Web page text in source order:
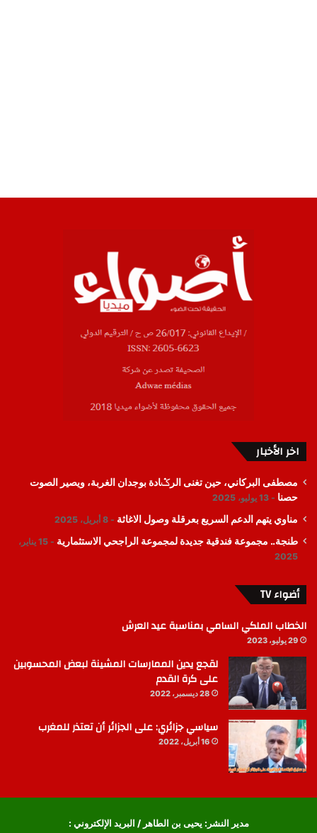
اخر الأخبار
مصطفى البركاني، حين تغنى الرݣادة بوجدان الغربة، ويصير الصوت
حصنا
13 يوليو، 2025
مناوي يتهم الدعم السريع بعرقلة وصول الاغاثة 8 أبريل، 2025
طنجة.. مجموعة فندقية جديدة لمجموعة الراجحي الاستثمارية
15 يناير،
2025
أضواء TV
الخطاب الملكي السامي بمناسبة عيد العرش
29 يوليو، 2023
لقجع يدين الممارسات المشينة لبعض المحسوبين
على كرة القدم
28 ديسمبر، 2022
سياسي جزائري: على الجزائر أن تعتذر للمغرب
16 أبريل، 2022
مدير النشر: يحيى بن الطاهر / البريد الإلكتروني :